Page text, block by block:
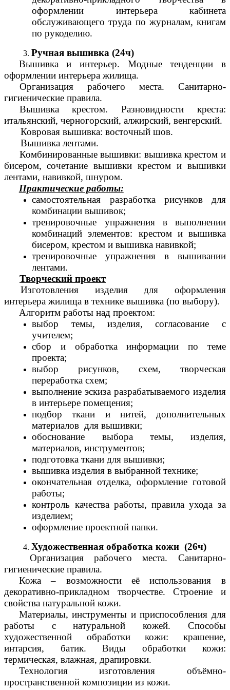
оформлении интерьера кабинета
обслуживающего труда по журналам, книгам
по рукоделию.
Ручная вышивка (24ч)
Вышивка и интерьер. Модные тенденции в
оформлении интерьера жилища.
Организация рабочего места. Санитарно-
гигиенические правила.
Вышивка крестом. Разновидности креста:
итальянский, черногорский, алжирский, венгерский.
Ковровая вышивка: восточный шов.
Вышивка лентами.
Комбинированные вышивки: вышивка крестом и
бисером, сочетание вышивки крестом и вышивки
лентами, навивкой, шнуром.
Практические работы:
самостоятельная разработка рисунков для
комбинации вышивок;
тренировочные упражнения в выполнении
комбинаций элементов: крестом и вышивка
бисером, крестом и вышивка навивкой;
тренировочные упражнения в вышивании
лентами.
Творческий проект
Изготовления изделия для оформления
интерьера жилища в технике вышивка (по выбору).
Алгоритм работы над проектом:
выбор темы, изделия, согласование с
учителем;
сбор и обработка информации по теме
проекта;
выбор рисунков, схем, творческая
переработка схем;
выполнение эскиза разрабатываемого изделия
в интерьере помещения;
подбор ткани и нитей, дополнительных
материалов для вышивки;
обоснование выбора темы, изделия,
материалов, инструментов;
подготовка ткани для вышивки;
вышивка изделия в выбранной технике;
окончательная отделка, оформление готовой
работы;
контроль качества работы, правила ухода за
изделием;
оформление проектной папки.
Художественная обработка кожи (26ч)
Организация рабочего места. Санитарно-
гигиенические правила.
Кожа – возможности её использования в
декоративно-прикладном творчестве. Строение и
свойства натуральной кожи.
Материалы, инструменты и приспособления для
работы с натуральной кожей. Способы
художественной обработки кожи: крашение,
интарсия, батик. Виды обработки кожи:
термическая, влажная, драпировки.
Технология изготовления объёмно-
пространственной композиции из кожи.